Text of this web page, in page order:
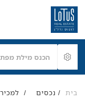
בית /
/ למכירה